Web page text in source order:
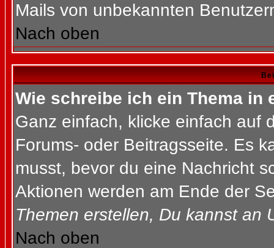
Mails von unbekannten
Nach oben
Wie schreibe ich ein Thema in
Ganz einfach, klicke einfach auf
Forums- oder Beitragsseite. Es
musst, bevor du eine Nachricht
Aktionen werden am Ende der
Themen erstellen, Du kannst an
Nach oben